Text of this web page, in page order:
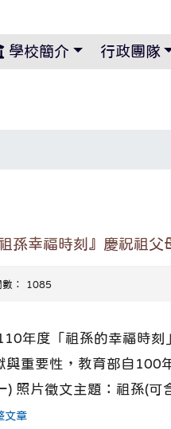
取得佈景設定
學校簡介 行政團隊
孫幸福時刻』慶祝祖父
： 1085
年度「祖孫的幸福時
重要性，教育部自
) 照片徵文主題：祖孫(
文章